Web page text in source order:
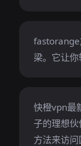
fastorange
梁。它让你
快橙vpn最
子的理想
方法来访